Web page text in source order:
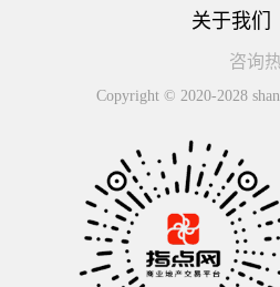
关于我们
咨询
Copyright © 2020-2028